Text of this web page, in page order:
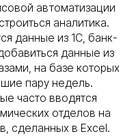
автоматизации
аналитика.
данные из 1С, банк-
данные из
на базе которых
пару недель.
часто вводятся
отделов на
сделанных в Excel.